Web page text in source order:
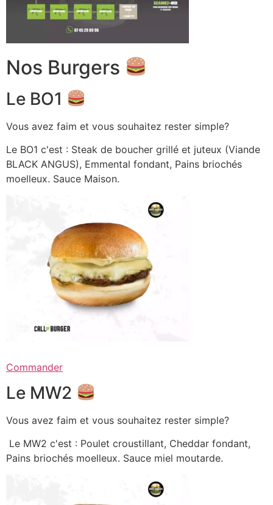
Nos Burgers
Le BO1
Vous avez faim et vous souhaitez rester simple?
Le BO1 c'est : Steak de boucher grillé et juteux (Viande
BLACK ANGUS), Emmental fondant, Pains briochés
moelleux. Sauce Maison.
Commander
Le MW2
Vous avez faim et vous souhaitez rester simple?
Le MW2 c'est : Poulet croustillant, Cheddar fondant,
Pains briochés moelleux. Sauce miel moutarde.